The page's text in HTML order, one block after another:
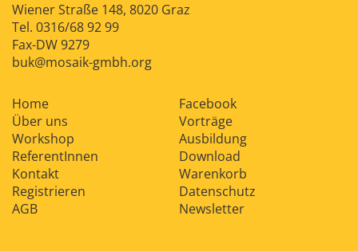
Wiener Straße 148, 8020 Graz
Tel. 0316/68 92 99
Fax-DW 9279
buk@mosaik-gmbh.org
Home
Facebook
Über uns
Vorträge
Workshop
Ausbildung
ReferentInnen
Download
Kontakt
Warenkorb
Registrieren
Datenschutz
AGB
Newsletter